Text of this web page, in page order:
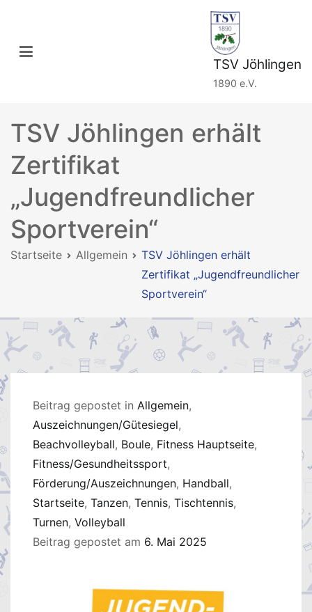
springen
TSV Jöhlingen
1890 e.V.
TSV Jöhlingen erhält
Zertifikat
„Jugendfreundlicher
Sportverein“
Startseite Allgemein
TSV Jöhlingen erhält
Zertifikat „Jugendfreundlicher
Sportverein“
Beitrag gepostet in Allgemein,
Auszeichnungen/Gütesiegel,
Beachvolleyball, Boule, Fitness Hauptseite,
Fitness/Gesundheitssport,
Förderung/Auszeichnungen, Handball,
Startseite, Tanzen, Tennis, Tischtennis,
Turnen, Volleyball
Beitrag gepostet am 6. Mai 2025